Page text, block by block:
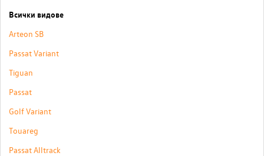
Всички видове
Arteon SB
Passat Variant
Tiguan
Passat
Golf Variant
Touareg
Passat Alltrack